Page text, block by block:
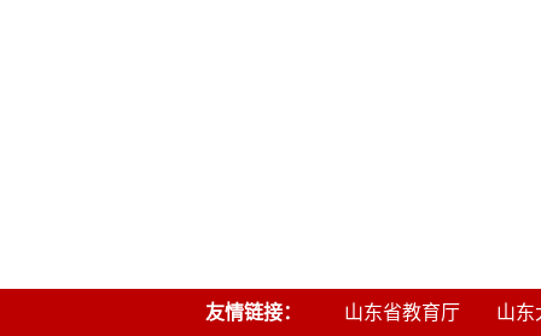
友情链接： 山东省教育厅 山东